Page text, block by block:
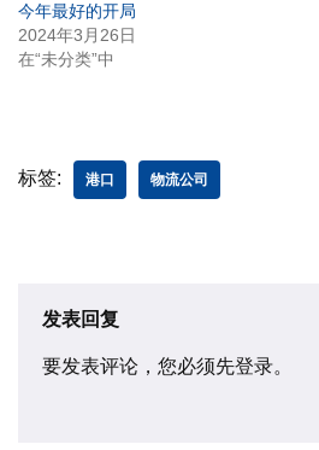
今年最好的开局
2024年3月26日
在“未分类”中
标签: 港口 物流公司
发表回复
要发表评论，您必须先登录。